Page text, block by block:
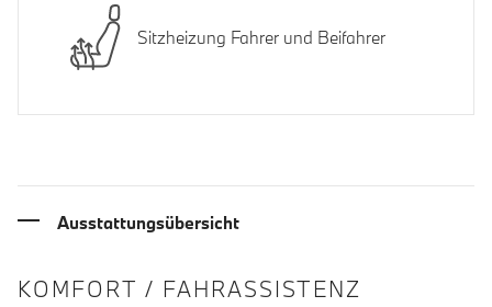
Sitzheizung Fahrer und Beifahrer
Ausstattungsübersicht
INFORMATIONEN ÜBER DIE
KOMFORT / FAHRASSISTENZ